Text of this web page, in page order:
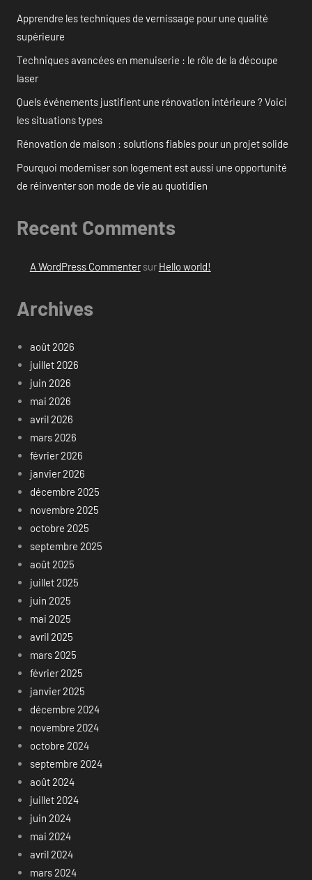
Apprendre les techniques de vernissage pour une qualité
supérieure
Techniques avancées en menuiserie : le rôle de la découpe
laser
Quels événements justifient une rénovation intérieure ? Voici
les situations types
Rénovation de maison : solutions fiables pour un projet solide
Pourquoi moderniser son logement est aussi une opportunité
de réinventer son mode de vie au quotidien
Recent Comments
A WordPress Commentersur Hello world!
Archives
août 2026
juillet 2026
juin 2026
mai 2026
avril 2026
mars 2026
février 2026
janvier 2026
décembre 2025
novembre 2025
octobre 2025
septembre 2025
août 2025
juillet 2025
juin 2025
mai 2025
avril 2025
mars 2025
février 2025
janvier 2025
décembre 2024
novembre 2024
octobre 2024
septembre 2024
août 2024
juillet 2024
juin 2024
mai 2024
avril 2024
mars 2024